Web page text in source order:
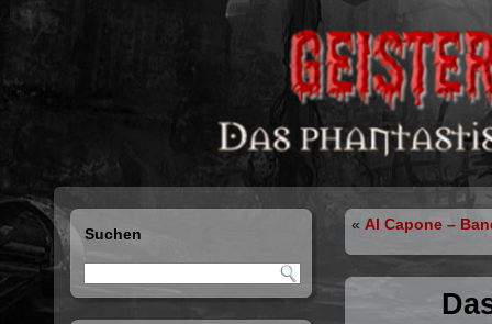
Suchen
« Al Capone –